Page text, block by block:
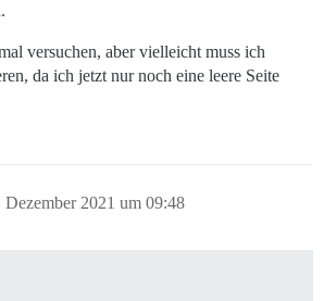
versuchen, aber vielleicht muss ich
da ich jetzt nur noch eine leere Seite
Dezember 2021 um 09:48